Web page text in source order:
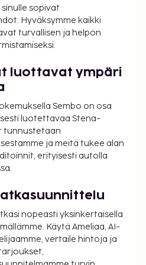
muassa
ja kasvohoidot.
Jos haluat vaihtelua
löytyvät myös seuraavat
ja poreallas. Tämän
muun muassa ilmainen
concierge-palvelut ja
Lähistöllä sijaitseville
alueellisilla
Tämä hotelli tarjoaa
Palveluihin kuuluu myös
aikoina). Baarissa voit
tarjoillaan päivittäin
on saanut
taholta the local rating
seuraavat paikan päällä
sopivat
Hyväksymme kaikki
turvallisen ja helpon
luottavat ympäri
Sembo on osa
luotettavaa Stena-
tunnustetaan
ja meitä tukee alan
erityisesti autolla
nopeasti yksinkertaisella
Käytä Ameliaa, AI-
vertaile hintoja ja